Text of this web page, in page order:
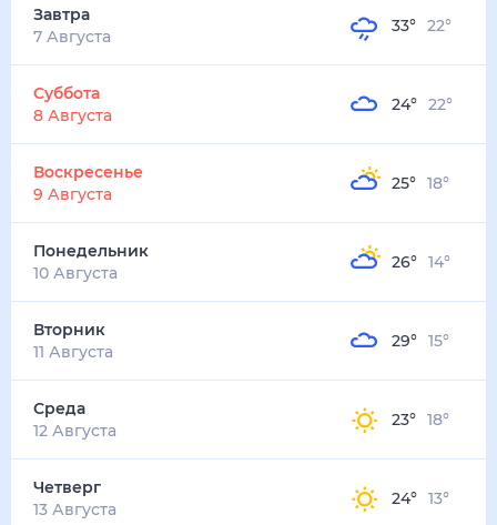
Завтра
7 Августа
33° 22°
Суббота
8 Августа
24° 22°
Воскресенье
9 Августа
25° 18°
Понедельник
10 Августа
26° 14°
Вторник
11 Августа
29° 15°
Среда
12 Августа
23° 18°
Четверг
13 Августа
24° 13°